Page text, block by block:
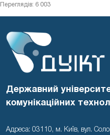
Переглядів: 6 003
Державний
комунікаційних
Адреса: 03110, м. Київ, вул.